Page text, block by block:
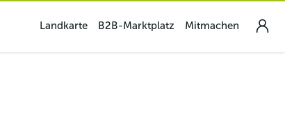
Landkarte B2B-Marktplatz Mitmachen